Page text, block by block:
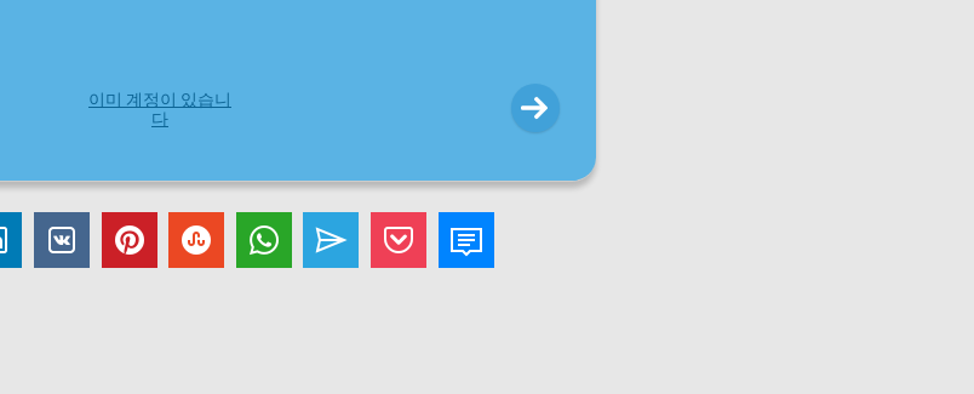
이미 계정이 있습니
다